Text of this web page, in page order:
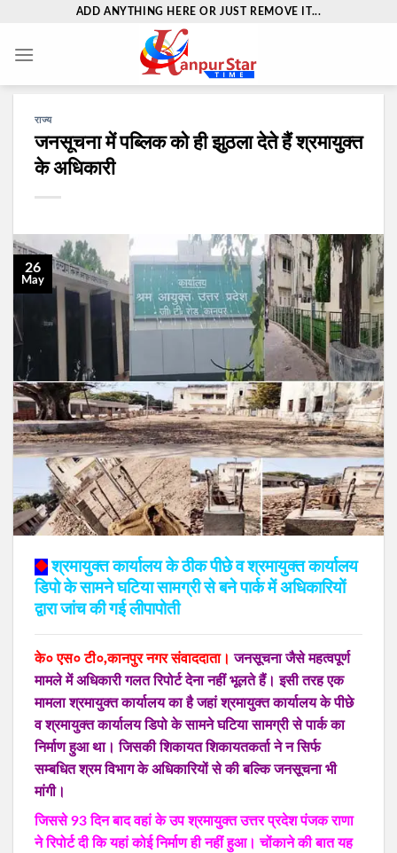
content
ADD ANYTHING HERE OR JUST REMOVE IT...
राज्य
जनसूचना में पब्लिक को ही झुठला देते हैं श्रमायुक्त
के अधिकारी
26
May
◆ श्रमायुक्त कार्यालय के ठीक पीछे व श्रमायुक्त कार्यालय
डिपो के सामने घटिया सामग्री से बने पार्क में अधिकारियों
द्वारा जांच की गई लीपापोती
के० एस० टी०,कानपुर नगर संवाददाता। जनसूचना जैसे महत्वपूर्ण
मामले में अधिकारी गलत रिपोर्ट देना नहीं भूलते हैं। इसी तरह एक
मामला श्रमायुक्त कार्यालय का है जहां श्रमायुक्त कार्यालय के पीछे
व श्रमायुक्त कार्यालय डिपो के सामने घटिया सामग्री से पार्क का
निर्माण हुआ था। जिसकी शिकायत शिकायतकर्ता ने न सिर्फ
सम्बधित श्रम विभाग के अधिकारियों से की बल्कि जनसूचना भी
मांगी।
जिससे 93 दिन बाद वहां के उप श्रमायुक्त उत्तर प्रदेश पंजक राणा
ने रिपोर्ट दी कि यहां कोई निर्माण ही नहीं हुआ। चोंकाने की बात यह